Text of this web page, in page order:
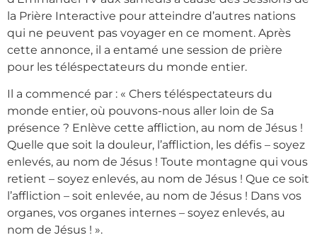
la Prière Interactive pour atteindre d’autres nations
qui ne peuvent pas voyager en ce moment. Après
cette annonce, il a entamé une session de prière
pour les téléspectateurs du monde entier.
Il a commencé par : « Chers téléspectateurs du
monde entier, où pouvons-nous aller loin de Sa
présence ? Enlève cette affliction, au nom de Jésus !
Quelle que soit la douleur, l’affliction, les défis – soyez
enlevés, au nom de Jésus ! Toute montagne qui vous
retient – soyez enlevés, au nom de Jésus ! Que ce soit
l’affliction – soit enlevée, au nom de Jésus ! Dans vos
organes, vos organes internes – soyez enlevés, au
nom de Jésus ! ».